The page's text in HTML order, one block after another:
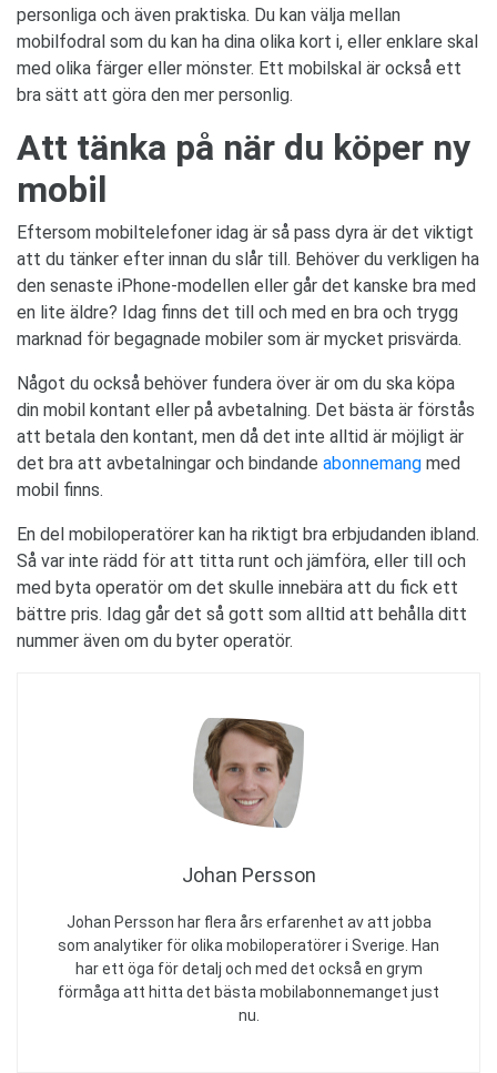
personliga och även praktiska. Du kan välja mellan
mobilfodral som du kan ha dina olika kort i, eller enklare skal
med olika färger eller mönster. Ett mobilskal är också ett
bra sätt att göra den mer personlig.
Att tänka på när du köper ny
mobil
Eftersom mobiltelefoner idag är så pass dyra är det viktigt
att du tänker efter innan du slår till. Behöver du verkligen ha
den senaste iPhone-modellen eller går det kanske bra med
en lite äldre? Idag finns det till och med en bra och trygg
marknad för begagnade mobiler som är mycket prisvärda.
Något du också behöver fundera över är om du ska köpa
din mobil kontant eller på avbetalning. Det bästa är förstås
att betala den kontant, men då det inte alltid är möjligt är
det bra att avbetalningar och bindande abonnemang med
mobil finns.
En del mobiloperatörer kan ha riktigt bra erbjudanden ibland.
Så var inte rädd för att titta runt och jämföra, eller till och
med byta operatör om det skulle innebära att du fick ett
bättre pris. Idag går det så gott som alltid att behålla ditt
nummer även om du byter operatör.
Johan Persson
Johan Persson har flera års erfarenhet av att jobba
som analytiker för olika mobiloperatörer i Sverige. Han
har ett öga för detalj och med det också en grym
förmåga att hitta det bästa mobilabonnemanget just
nu.